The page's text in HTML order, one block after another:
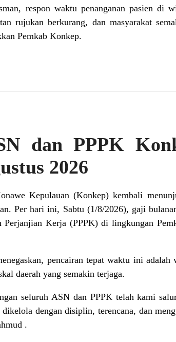
respon waktu penanganan pasien di
rujukan berkurang, dan masyarakat
Pemkab Konkep.
dan PPPK
2026
Kepulauan (Konkep) kembali
Per hari ini, Sabtu (1/8/2026), gaji
Perjanjian Kerja (PPPK) di lingkungan
pencairan tepat waktu ini adalah
daerah yang semakin terjaga.
seluruh ASN dan PPPK telah kami
dengan disiplin, terencana, dan
.